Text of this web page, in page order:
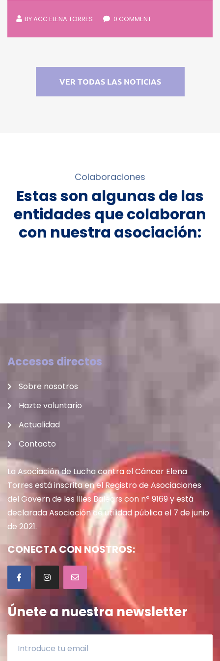
BYACC ELENA TORRES 0 COMMENT
VER TODAS LAS NOTICIAS
Colaboraciones
Estas son algunas de las
entidades que colaboran
con nuestra asociación:
Accesos directos
Sobre nosotros
Hazte voluntario
Actualidad
Contacto
La Asociación de Lucha contra el Cáncer Elena
Torres está inscrita en el Registro de Asociaciones
del Govern de les Illes Balears con nº 9169 y está
declarada Asociación de utilidad pública el 7 de junio
de 2021.
CONECTA CON NOSTROS:
Únete a nuestra newsletter